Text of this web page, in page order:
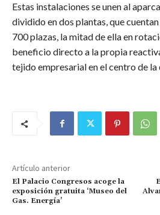
Estas instalaciones se unen al
dividido en dos plantas, que
700 plazas, la mitad de ella en
beneficio directo a la propia
tejido empresarial en el centro de la
Artículo anterior
El Palacio Congresos acoge la
exposición gratuita ‘Museo del
Gas. Energía’